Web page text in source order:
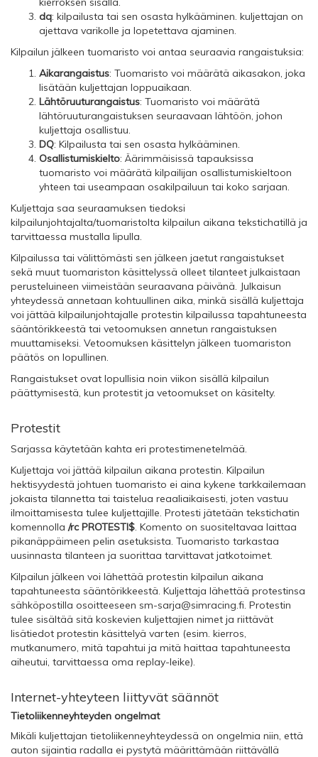
dq: kilpailusta tai sen osasta hylkääminen. kuljettajan on
ajettava varikolle ja lopetettava ajaminen.
Kilpailun jälkeen tuomaristo voi antaa seuraavia rangaistuksia:
Aikarangaistus: Tuomaristo voi määrätä aikasakon, joka
lisätään kuljettajan loppuaikaan.
Lähtöruuturangaistus: Tuomaristo voi määrätä
lähtöruuturangaistuksen seuraavaan lähtöön, johon
kuljettaja osallistuu.
DQ: Kilpailusta tai sen osasta hylkääminen.
Osallistumiskielto: Äärimmäisissä tapauksissa
tuomaristo voi määrätä kilpailijan osallistumiskieltoon
yhteen tai useampaan osakilpailuun tai koko sarjaan.
Kuljettaja saa seuraamuksen tiedoksi
kilpailunjohtajalta/tuomaristolta kilpailun aikana tekstichatillä ja
tarvittaessa mustalla lipulla.
Kilpailussa tai välittömästi sen jälkeen jaetut rangaistukset
sekä muut tuomariston käsittelyssä olleet tilanteet julkaistaan
perusteluineen viimeistään seuraavana päivänä. Julkaisun
yhteydessä annetaan kohtuullinen aika, minkä sisällä kuljettaja
voi jättää kilpailunjohtajalle protestin kilpailussa tapahtuneesta
sääntörikkeestä tai vetoomuksen annetun rangaistuksen
muuttamiseksi. Vetoomuksen käsittelyn jälkeen tuomariston
päätös on lopullinen.
Rangaistukset ovat lopullisia noin viikon sisällä kilpailun
päättymisestä, kun protestit ja vetoomukset on käsitelty.
Protestit
Sarjassa käytetään kahta eri protestimenetelmää.
Kuljettaja voi jättää kilpailun aikana protestin. Kilpailun
hektisyydestä johtuen tuomaristo ei aina kykene tarkkailemaan
jokaista tilannetta tai taistelua reaaliaikaisesti, joten vastuu
ilmoittamisesta tulee kuljettajille. Protesti jätetään tekstichatin
komennolla /rc PROTESTI$. Komento on suositeltavaa laittaa
pikanäppäimeen pelin asetuksista. Tuomaristo tarkastaa
uusinnasta tilanteen ja suorittaa tarvittavat jatkotoimet.
Kilpailun jälkeen voi lähettää protestin kilpailun aikana
tapahtuneesta sääntörikkeestä. Kuljettaja lähettää protestinsa
sähköpostilla osoitteeseen sm-sarja@simracing.fi. Protestin
tulee sisältää sitä koskevien kuljettajien nimet ja riittävät
lisätiedot protestin käsittelyä varten (esim. kierros,
mutkanumero, mitä tapahtui ja mitä haittaa tapahtuneesta
aiheutui, tarvittaessa oma replay-leike).
Internet-yhteyteen liittyvät säännöt
Tietoliikenneyhteyden ongelmat
Mikäli kuljettajan tietoliikenneyhteydessä on ongelmia niin, että
auton sijaintia radalla ei pystytä määrittämään riittävällä